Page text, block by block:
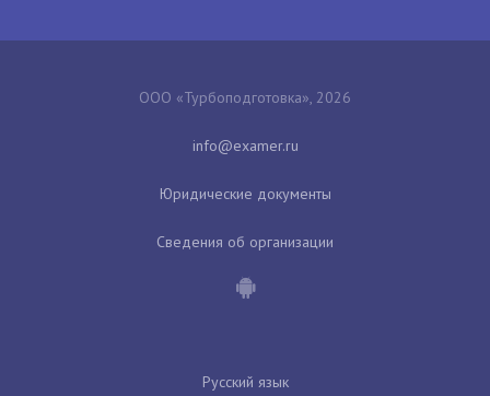
ООО «Турбоподготовка», 2026
Юридические документы
Сведения об организации
Русский язык